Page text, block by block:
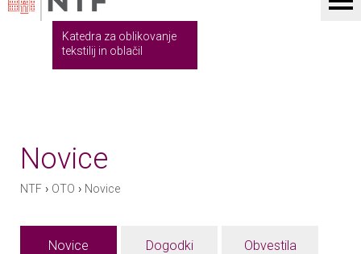
Katedra za oblikovanje
tekstilij in oblačil
Novice
NTF › OTO › Novice
Novice Dogodki Obvestila